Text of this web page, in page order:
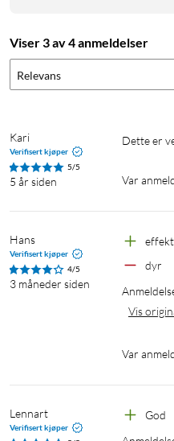
Viser 3 av 4 anmeldelser
Relevans
Kari
Verifisert kjøper
5/5
5 år siden
Dette er
Var
Hans
Verifisert kjøper
4/5
3 måneder siden
dyr
Vis
Var
Lennart
Verifisert kjøper
God